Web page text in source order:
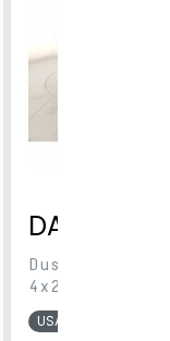
DACIA
Duster 1.0
4x2 100cv
USATO